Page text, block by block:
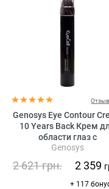
Genosys Eye Contour
10 Years Back Крем
области глаз с
растительными
Genosys
2 621грн. 2 359
+ 117